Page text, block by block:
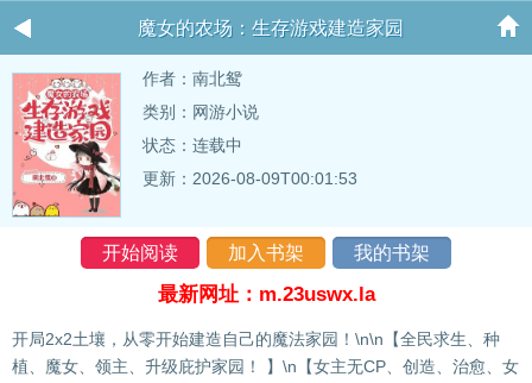
魔女的农场：生存游戏建造家园
作者： 南北鸳
类别：网游小说
状态：连载中
更新：2026-08-09T00:01:53
开始阅读 加入书架 我的书架
最新网址：m.23uswx.la
开局2x2土壤，从零开始建造自己的魔法家园！\n\n【全民求生、种
植、魔女、领主、升级庇护家园！ 】\n【女主无CP、创造、治愈、女